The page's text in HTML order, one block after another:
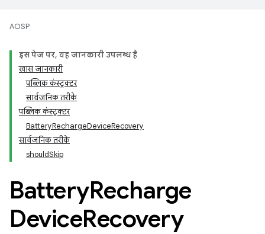
AOSP
इस पेज पर, यह जानकारी उपलब्ध है
खास जानकारी
पब्लिक कंस्ट्रक्टर
सार्वजनिक तरीके
पब्लिक कंस्ट्रक्टर
BatteryRechargeDeviceRecovery
सार्वजनिक तरीके
shouldSkip
BatteryRecharge
DeviceRecovery